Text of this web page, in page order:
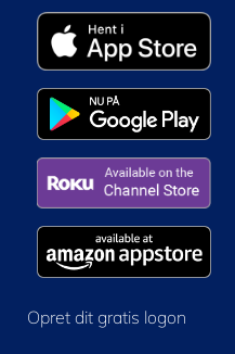
Opret dit gratis logon